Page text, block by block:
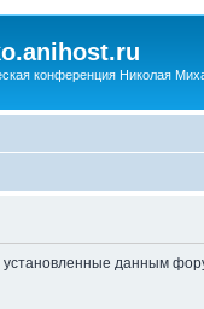
конференция Николая
установленные данным